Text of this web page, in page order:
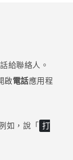
給聯絡人。
啟電話應用程
如，說「 打